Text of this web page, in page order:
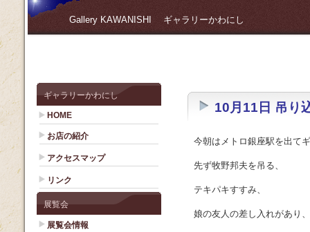
Gallery KAWANISHI ギャラリーかわにし
ギャラリーかわにし
HOME
お店の紹介
アクセスマップ
リンク
展覧会
展覧会情報
10月11日 吊り
今朝はメトロ銀座駅を出て
先ず牧野邦夫を吊る、
テキパキすすみ、
娘の友人の差し入れがあり、